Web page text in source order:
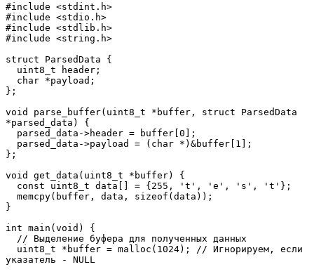
#include <stdint.h>
#include <stdio.h>
#include <stdlib.h>
#include <string.h>
struct ParsedData {
  uint8_t header;
  char *payload;
};
void parse_buffer(uint8_t *buffer, struct ParsedData
*parsed_data) {
  parsed_data->header = buffer[0];
  parsed_data->payload = (char *)&buffer[1];
};
void get_data(uint8_t *buffer) {
  const uint8_t data[] = {255, 't', 'e', 's', 't'};
  memcpy(buffer, data, sizeof(data));
}
int main(void) {
  // Выделение буфера для полученных данных
указатель - NULL